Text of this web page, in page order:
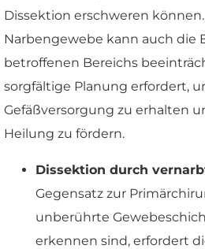
Dissektion erschweren
Narbengewebe kann auch die
betroffenen Bereichs
sorgfältige Planung erfordert,
Gefäßversorgung zu erhalten
Heilung zu fördern.
Dissektion durch
Gegensatz zur
unberührte
erkennen sind, erfordert